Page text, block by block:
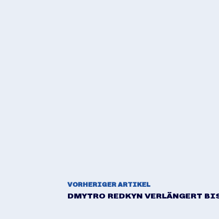
VORHERIGER ARTIKEL
DMYTRO REDKYN VERLÄNGERT